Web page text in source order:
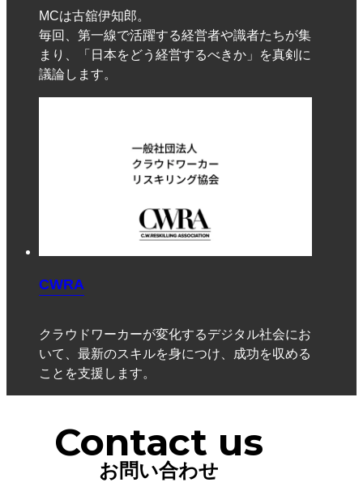
MCは古舘伊知郎。
毎回、第一線で活躍する経営者や識者たちが集
まり、「日本をどう経営するべきか」を真剣に
議論します。
CWRA
クラウドワーカーが変化するデジタル社会にお
いて、最新のスキルを身につけ、成功を収める
ことを支援します。
Contact us
お問い合わせ